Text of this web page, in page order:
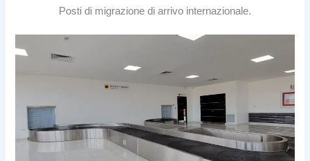
Posti di migrazione di arrivo internazionale.